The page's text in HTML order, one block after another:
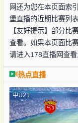
网还为您在本页面索
堡直播的近期比赛列
【友好提示】部分比
查看。如果本页面比
请进入178直播网查看
热点直播
中U21